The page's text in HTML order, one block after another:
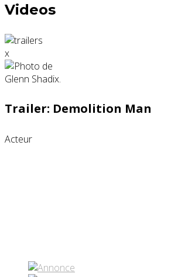
Videos
x
Trailer: Demolition Man
Acteur